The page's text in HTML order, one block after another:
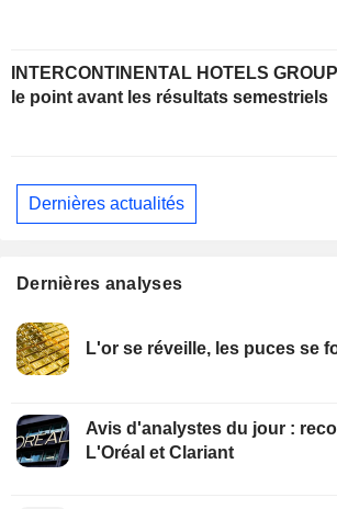
INTERCONTINENTAL HOTELS
le point avant les résultats semestriels
Dernières actualités
Dernières analyses
L'or se réveille, les puces se
Avis d'analystes du jour :
L'Oréal et Clariant